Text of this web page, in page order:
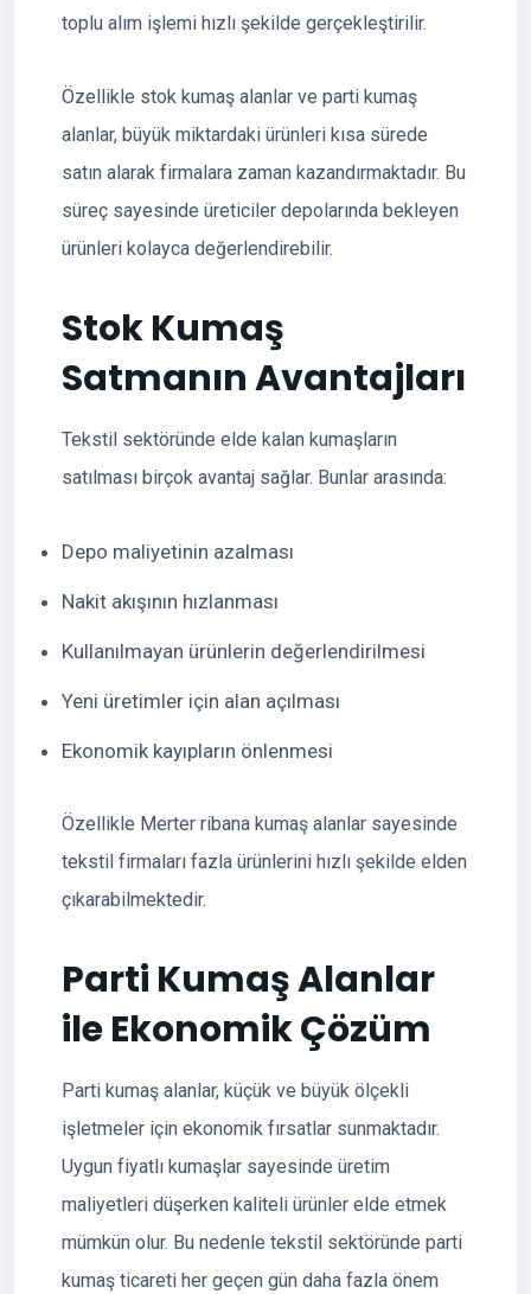
toplu alım işlemi hızlı şekilde gerçekleştirilir.
Özellikle stok kumaş alanlar ve parti kumaş
alanlar, büyük miktardaki ürünleri kısa sürede
satın alarak firmalara zaman kazandırmaktadır. Bu
süreç sayesinde üreticiler depolarında bekleyen
ürünleri kolayca değerlendirebilir.
Stok Kumaş
Satmanın Avantajları
Tekstil sektöründe elde kalan kumaşların
satılması birçok avantaj sağlar. Bunlar arasında:
Depo maliyetinin azalması
Nakit akışının hızlanması
Kullanılmayan ürünlerin değerlendirilmesi
Yeni üretimler için alan açılması
Ekonomik kayıpların önlenmesi
Özellikle Merter ribana kumaş alanlar sayesinde
tekstil firmaları fazla ürünlerini hızlı şekilde elden
çıkarabilmektedir.
Parti Kumaş Alanlar
ile Ekonomik Çözüm
Parti kumaş alanlar, küçük ve büyük ölçekli
işletmeler için ekonomik fırsatlar sunmaktadır.
Uygun fiyatlı kumaşlar sayesinde üretim
maliyetleri düşerken kaliteli ürünler elde etmek
mümkün olur. Bu nedenle tekstil sektöründe parti
kumaş ticareti her geçen gün daha fazla önem